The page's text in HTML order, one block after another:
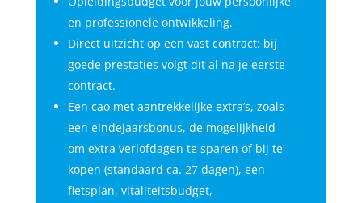
en professionele ontwikkeling.
Direct uitzicht op een vast contract: bij
goede prestaties volgt dit al na je eerste
contract.
Een cao met aantrekkelijke extra’s, zoals
een eindejaarsbonus, de mogelijkheid
om extra verlofdagen te sparen of bij te
kopen (standaard ca. 27 dagen), een
fietsplan, vitaliteitsbudget,